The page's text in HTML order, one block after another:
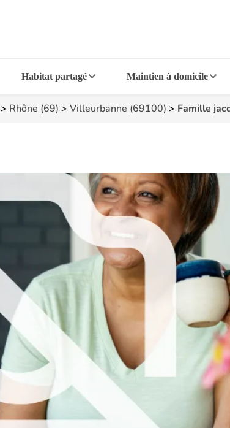
Habitat partagé Maintien à domicile
> Rhône (69) > Villeurbanne (69100) > Famille